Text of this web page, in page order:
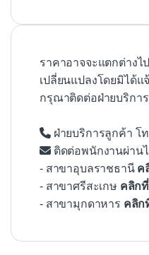
ราคาอาจจะแตกต่าง
เปลี่ยนแปลงโดยมิได้แ
กรุณาติดต่อฝ่ายบริกา
ฝ่ายบริการลูกค้า โ
ติดต่อพนักงานผ่าน
- สาขาอุบลราชธานี ค
- สาขาศรีสะเกษ คลิก
- สาขามุกดาหาร คลิก